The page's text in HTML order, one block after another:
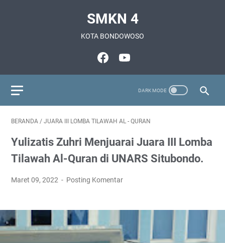
SMKN 4
KOTA BONDOWOSO
BERANDA / JUARA III LOMBA TILAWAH AL - QURAN
Yulizatis Zuhri Menjuarai Juara III Lomba
Tilawah Al-Quran di UNARS Situbondo.
Maret 09, 2022 Posting Komentar